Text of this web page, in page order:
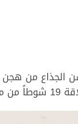
26 ديسمبر 2020